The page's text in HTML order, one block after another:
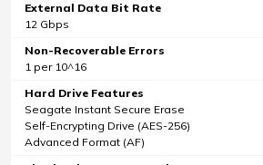
External Data Bit Rate
12 Gbps
Non-Recoverable Errors
1 per 10^16
Hard Drive Features
Seagate Instant Secure Erase
Self-Encrypting Drive (AES-256)
Advanced Format (AF)